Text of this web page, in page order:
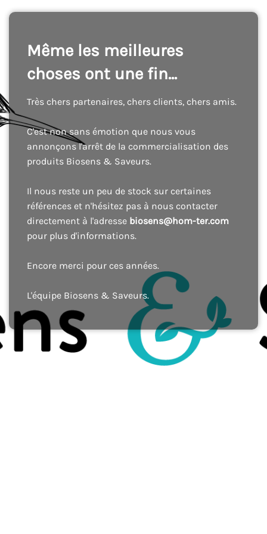
Même les meilleures
choses ont une fin...
Très chers partenaires, chers clients, chers amis.
C'est non sans émotion que nous vous
annonçons l'arrêt de la commercialisation des
produits Biosens & Saveurs.
Il nous reste un peu de stock sur certaines
références et n'hésitez pas à nous contacter
directement à l'adresse biosens@hom-ter.com
pour plus d'informations.
Encore merci pour ces années.
L'équipe Biosens & Saveurs.